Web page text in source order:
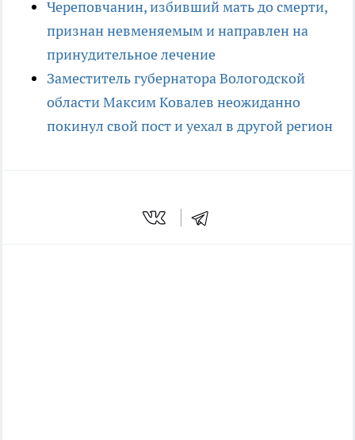
Череповчанин, избивший мать до смерти,
признан невменяемым и направлен на
принудительное лечение
Заместитель губернатора Вологодской
области Максим Ковалев неожиданно
покинул свой пост и уехал в другой регион